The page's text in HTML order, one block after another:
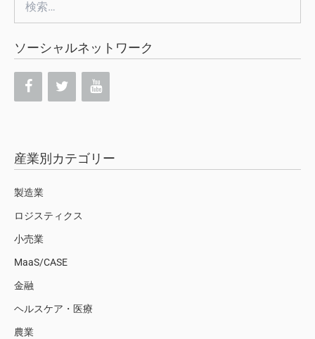
索:
ソーシャルネットワーク
産業別カテゴリー
製造業
ロジスティクス
小売業
MaaS/CASE
金融
ヘルスケア・医療
農業